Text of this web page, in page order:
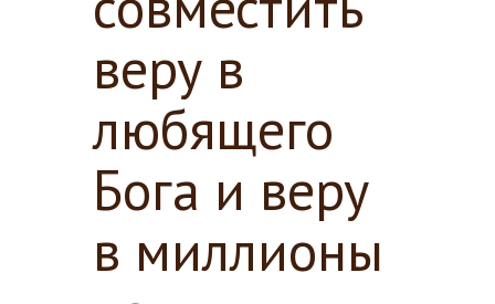
веру в
любящего
Бога и веру
в миллионы